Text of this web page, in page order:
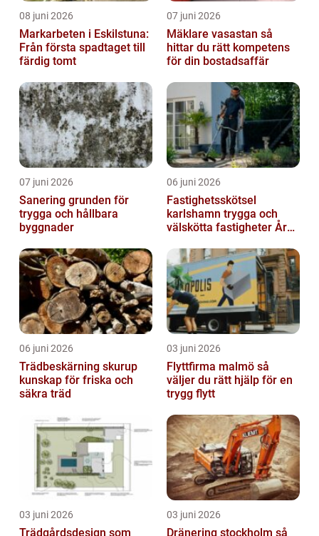
08 juni 2026
Markarbeten i Eskilstuna:
Från första spadtaget till
färdig tomt
07 juni 2026
Mäklare vasastan så
hittar du rätt kompetens
för din bostadsaffär
07 juni 2026
Sanering grunden för
trygga och hållbara
byggnader
06 juni 2026
Fastighetsskötsel
karlshamn trygga och
välskötta fastigheter Året
06 juni 2026
Trädbeskärning skurup
kunskap för friska och
säkra träd
03 juni 2026
Flyttfirma malmö så
väljer du rätt hjälp för en
trygg flytt
03 juni 2026
Trädgårdsdesign som
03 juni 2026
Dränering stockholm så